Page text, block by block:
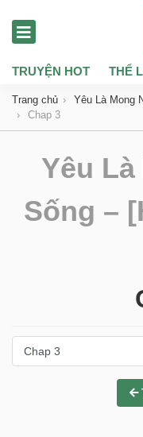
TRUYỆN HOT THỂ
Trang chủ
Yêu Là Mong
Chap 3
Yêu
Sống –